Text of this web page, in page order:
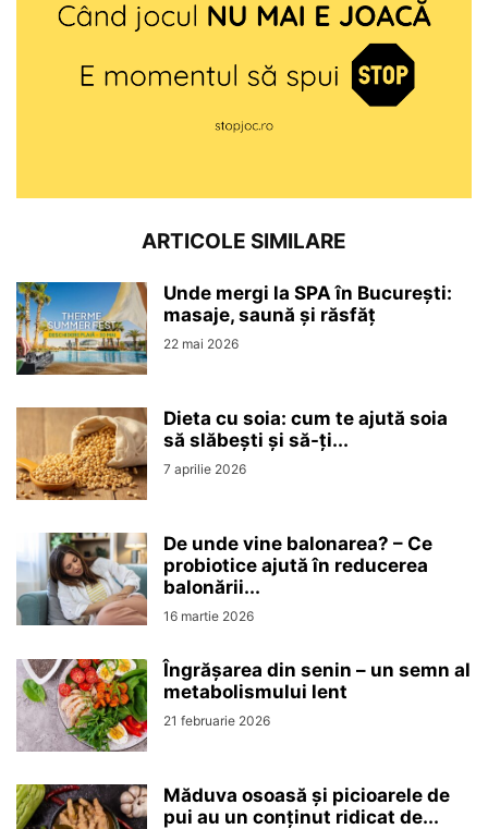
ARTICOLE SIMILARE
Unde mergi la SPA în București:
masaje, saună și răsfăț
22 mai 2026
Dieta cu soia: cum te ajută soia
să slăbești și să-ți...
7 aprilie 2026
De unde vine balonarea? – Ce
probiotice ajută în reducerea
balonării...
16 martie 2026
Îngrășarea din senin – un semn al
metabolismului lent
21 februarie 2026
Măduva osoasă și picioarele de
pui au un conținut ridicat de...